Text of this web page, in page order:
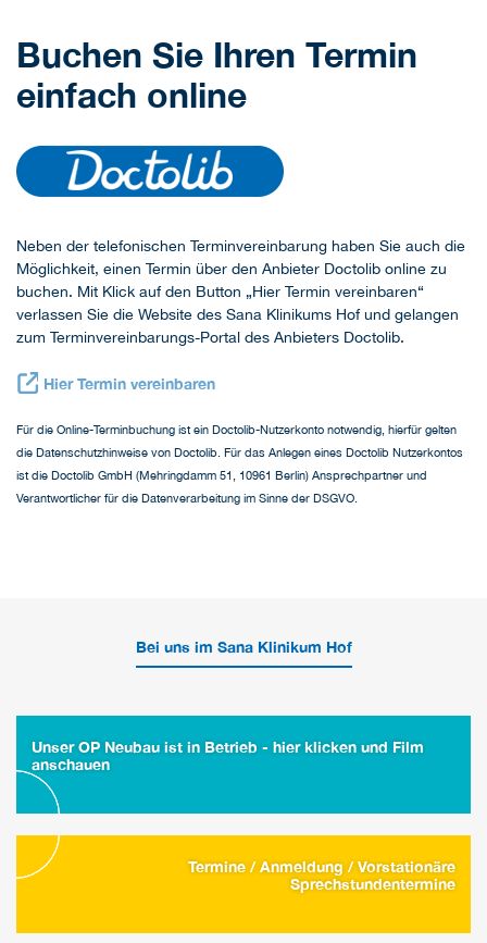
Buchen Sie Ihren Termin
einfach online
Neben der telefonischen Terminvereinbarung haben Sie auch die
Möglichkeit, einen Termin über den Anbieter Doctolib online zu
buchen. Mit Klick auf den Button „Hier Termin vereinbaren“
verlassen Sie die Website des Sana Klinikums Hof und gelangen
zum Terminvereinbarungs-Portal des Anbieters Doctolib.
Hier Termin vereinbaren
Für die Online-Terminbuchung ist ein Doctolib-Nutzerkonto notwendig, hierfür gelten
die Datenschutzhinweise von Doctolib. Für das Anlegen eines Doctolib Nutzerkontos
ist die Doctolib GmbH (Mehringdamm 51, 10961 Berlin) Ansprechpartner und
Verantwortlicher für die Datenverarbeitung im Sinne der DSGVO.
Bei uns im Sana Klinikum Hof
Unser OP Neubau ist in Betrieb - hier klicken und Film
anschauen
Termine / Anmeldung / Vorstationäre
Sprechstundentermine